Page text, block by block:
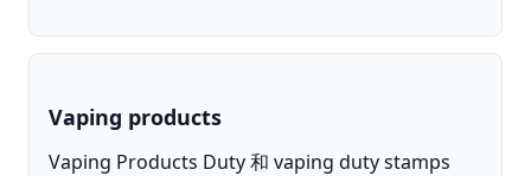
Vaping products
Vaping Products Duty 和 vaping duty stamps